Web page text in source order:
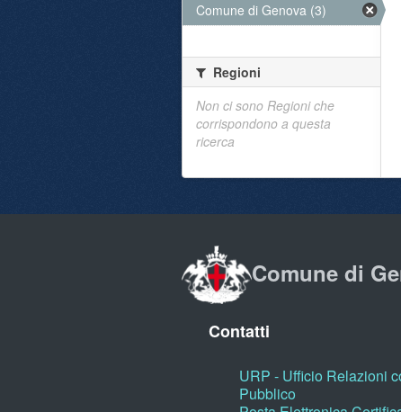
Comune di Genova (3)
Regioni
Non ci sono Regioni che
corrispondono a questa
ricerca
Comune di
Contatti
URP - Ufficio Relazioni
Pubblico